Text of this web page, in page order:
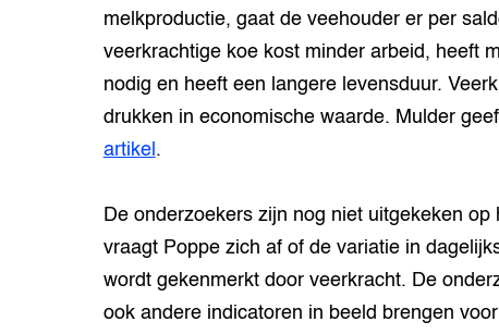
melkproductie, gaat de veehouder er per
veerkrachtige koe kost minder arbeid, heeft
nodig en heeft een langere levensduur.
drukken in economische waarde. Mulder
artikel .
De onderzoekers zijn nog niet uitgekeken op
vraagt Poppe zich af of de variatie in
wordt gekenmerkt door veerkracht. De
ook andere indicatoren in beeld brengen